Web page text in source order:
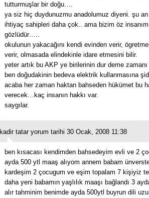
tutturmuşlar bir doğu….
ya siz hiç duydunuzmu anadolumuz diyeni. şu an
ihtiyaç sahipleri daha çok.. ama bizim öz
gözlüdür…..
okulunun yakacağını kendi evinden verir,
verir, olmasada elindekinle idare etmesini bilir.
yeter artık bu AKP ye birilerinin dur deme
ben doğudakinin bedeva elektrik kullanmasına
acaba her zaman haktan bahseden hükümet bu
verecek…kaç insanın hakkı var.
saygılar.
kadir tatar yorum tarihi 30 Ocak, 2008 11:38
ben kısacası kendimden bahsedeyim evli ve 2
ayda 500 ytl maaş alıyom annem babam
kardeşim 2 çocugum ve eşim topalam 7 kişiyiz
daha yeni babamın yaşlılık maaşı bağlandı 3
alır tahminim benimde ayda 500ytl buyrun dili